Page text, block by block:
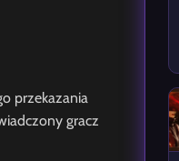
przekazania
gracz